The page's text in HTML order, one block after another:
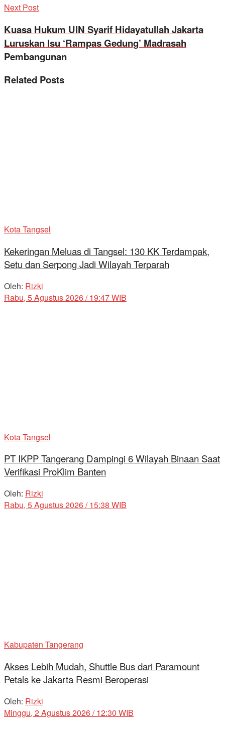
Next Post
Kuasa Hukum UIN Syarif Hidayatullah Jakarta
Luruskan Isu ‘Rampas Gedung’ Madrasah
Pembangunan
Related Posts
Kota Tangsel
Kekeringan Meluas di Tangsel: 130 KK Terdampak,
Setu dan Serpong Jadi Wilayah Terparah
Oleh: Rizki
Rabu, 5 Agustus 2026 / 19:47 WIB
Kota Tangsel
PT IKPP Tangerang Dampingi 6 Wilayah Binaan Saat
Verifikasi ProKlim Banten
Oleh: Rizki
Rabu, 5 Agustus 2026 / 15:38 WIB
Kabupaten Tangerang
Akses Lebih Mudah, Shuttle Bus dari Paramount
Petals ke Jakarta Resmi Beroperasi
Oleh: Rizki
Minggu, 2 Agustus 2026 / 12:30 WIB